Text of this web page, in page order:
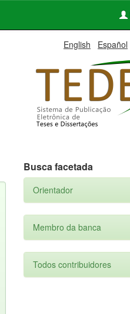
English Español
Busca facetada
Orientador
Membro da banca
Todos contribuidores